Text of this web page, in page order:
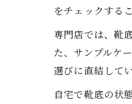
をチェックする
専門店では、靴
た、サンプルケ
選びに直結してい
自宅で靴底の状